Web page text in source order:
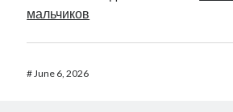
мальчиков
#June 6, 2026